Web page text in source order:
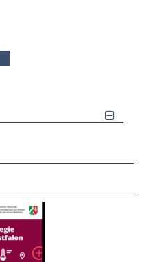
ZULETZT ANGESEHENE